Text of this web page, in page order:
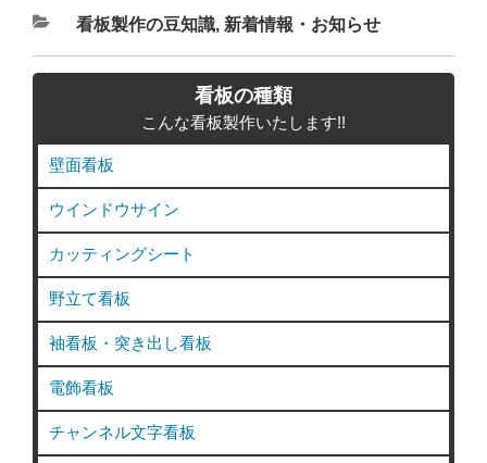
カ
テ
看板製作の豆知識, 新着情報・お知らせ
看板の種類
こんな看板製作いたします!!
壁面看板
ウインドウサイン
カッティングシート
野立て看板
袖看板・突き出し看板
電飾看板
チャンネル文字看板